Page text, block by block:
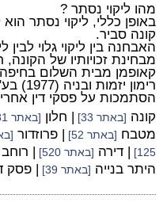
מהו ליקוי נסתר ?
באופן כללי, ליקוי נסתר
קונה סביר.
האבחנה בין ליקוי גלוי
מבחינת זכויותיו של
רימון
הסתמכות על פסקי דין
קונה [באתר 33] | חלון [באתר 181]
מטבח [באתר 52] | פרוזדור
125]
| דירה [באתר 520] | רוחב
היתר בנייה [באתר 39] | פסק